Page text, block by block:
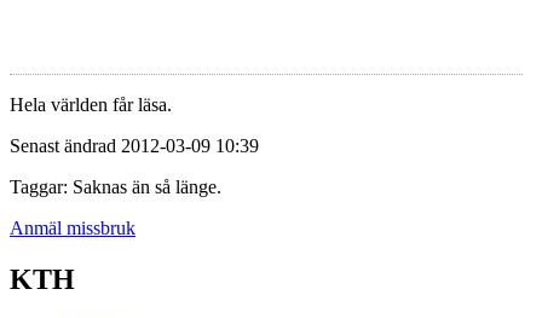
Hela världen får läsa.
Senast ändrad 2012-03-09 10:39
Taggar: Saknas än så länge.
Anmäl missbruk
KTH